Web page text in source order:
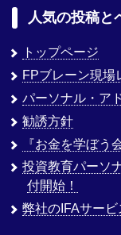
人気の投稿と
トップページ
FPブレーン現場
パーソナル・ア
勧誘方針
『お金を学ぼ
投資教育パーソ
付開始！
弊社のIFAサービ